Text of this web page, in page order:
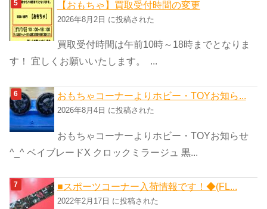
【おもちゃ】買取受付時間の変更
2026年8月2日 に投稿された
買取受付時間は午前10時～18時までとなりま
す！ 宜しくお願いいたします。 ...
おもちゃコーナーよりホビー・TOYお知ら...
2026年8月4日 に投稿された
おもちゃコーナーよりホビー・TOYお知らせ
^_^ ベイブレードX クロックミラージュ 黒...
■スポーツコーナー入荷情報です！◆(FL...
2022年2月17日 に投稿された